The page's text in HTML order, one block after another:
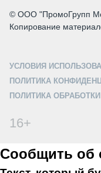
© ООО "ПромоГрупп
Копирование
УСЛОВИЯ
ПОЛИТИКА
ПОЛИТИКА
16+
Сообщить об